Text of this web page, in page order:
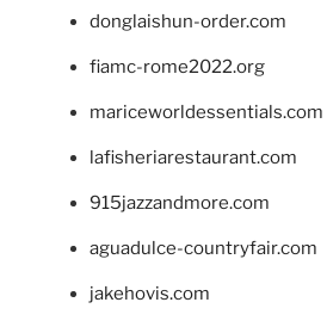
donglaishun-order.com
fiamc-rome2022.org
mariceworldessentials.com
lafisheriarestaurant.com
915jazzandmore.com
aguadulce-countryfair.com
jakehovis.com